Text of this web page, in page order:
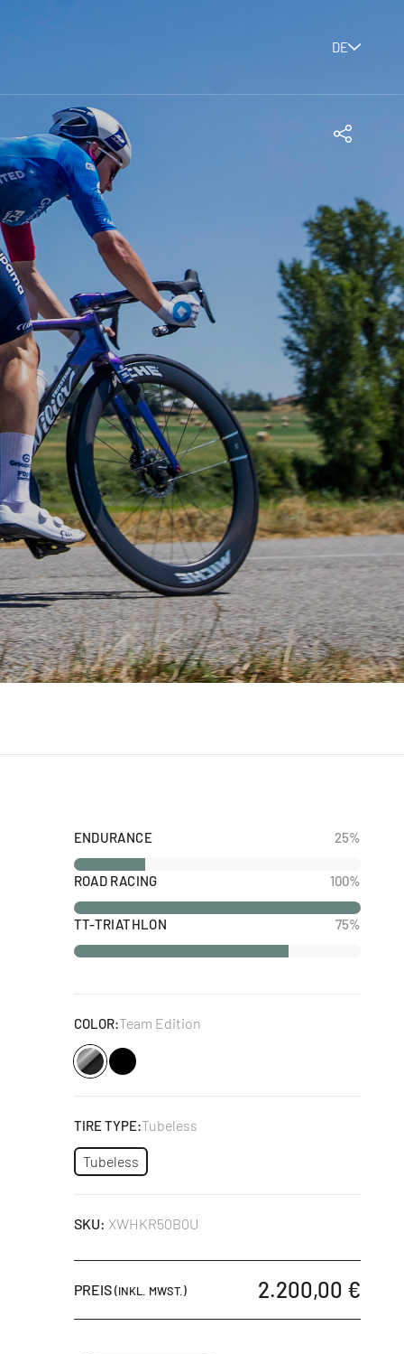
DE
Teilen
ENDURANCE 25%
ROAD RACING 100%
TT-TRIATHLON 75%
COLOR:Team Edition
TIRE TYPE:Tubeless
Tubeless
SKU: XWHKR50B0U
PREIS(INKL. MWST.) 2.200,00 €